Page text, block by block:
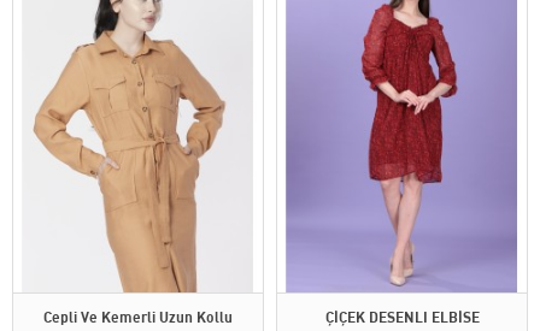
Cepli Ve Kemerli Uzun Kollu
ÇİÇEK DESENLI ELBİSE